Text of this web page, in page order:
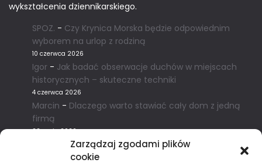
Zarządzaj zgodami plików
cookie
wykształcenia dziennikarskiego.
SPOZ. - Czy Krynica Morska będzie odpowiednim
wyborem na urlop z rodziną
10 czerwca 2026
Igor - Jak badać obserwacje duchów w miejscach
historycznych – skuteczne techniki
4 czerwca 2026
Marcin - Dlaczego warto stawiać cały dom z jedną
firmą
22 maja 2026